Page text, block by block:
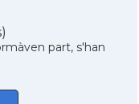
part, s'han